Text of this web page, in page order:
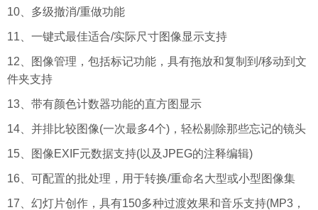
10、多级撤消/重做功能
11、一键式最佳适合/实际尺寸图像显示支持
12、图像管理，包括标记功能，具有拖放和复制到/移动到文
件夹支持
13、带有颜色计数器功能的直方图显示
14、并排比较图像(一次最多4个)，轻松剔除那些忘记的镜头
15、图像EXIF元数据支持(以及JPEG的注释编辑)
16、可配置的批处理，用于转换/重命名大型或小型图像集
17、幻灯片创作，具有150多种过渡效果和音乐支持(MP3，